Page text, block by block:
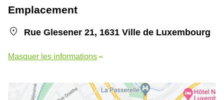
Emplacement
Rue Glesener 21, 1631 Ville de Luxembourg
Masquer les informations